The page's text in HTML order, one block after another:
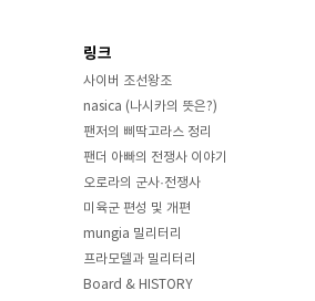
링크
사이버 조선왕조
nasica (나시카의 뜻은?)
팬저의 삐딱고라스 정리
팬더 아빠의 전쟁사 이야기
오로라의 군사·전쟁사
미육군 편성 및 개편
mungia 밀리터리
프라모델과 밀리터리
Board & HISTORY